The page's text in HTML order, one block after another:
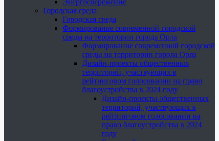
Энергосбережение
Городская среда
Городская среда
Формирование современной городской
среды на территории города Орла
Формирование современной городской
среды на территории города Орла
Дизайн-проекты общественных
территорий, участвующих в
рейтинговом голосовании на право
благоустройства в 2024 году
Дизайн-проекты общественных
территорий, участвующих в
рейтинговом голосовании на
право благоустройства в 2024
году